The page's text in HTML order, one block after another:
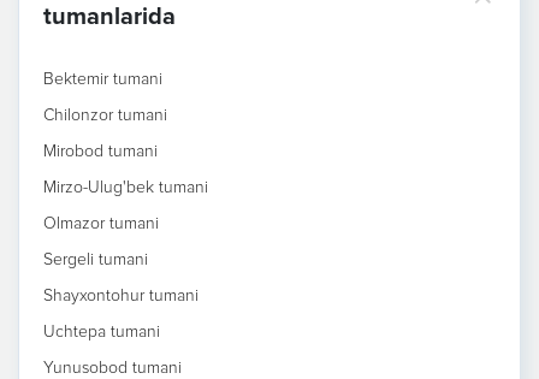
tumanlarida
Bektemir tumani
Chilonzor tumani
Mirobod tumani
Mirzo-Ulug'bek tumani
Olmazor tumani
Sergeli tumani
Shayxontohur tumani
Uchtepa tumani
Yunusobod tumani